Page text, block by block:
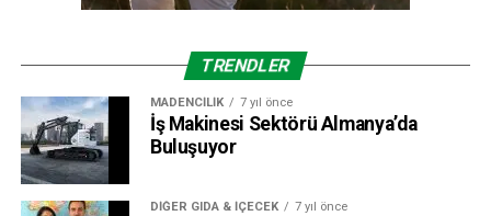
TRENDLER
MADENCILIK 7 yıl önce
İş Makinesi Sektörü Almanya’da
Buluşuyor
DIĞER GIDA & İÇECEK 7 yıl önce